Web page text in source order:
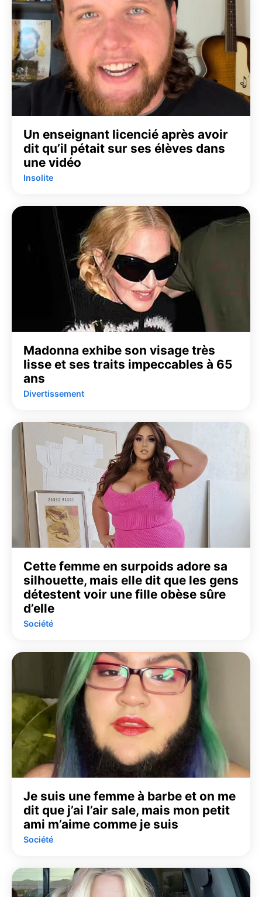
Un enseignant licencié après avoir
dit qu’il pétait sur ses élèves dans
une vidéo
Insolite
Madonna exhibe son visage très
lisse et ses traits impeccables à 65
ans
Divertissement
Cette femme en surpoids adore sa
silhouette, mais elle dit que les gens
détestent voir une fille obèse sûre
d’elle
Société
Je suis une femme à barbe et on me
dit que j’ai l’air sale, mais mon petit
ami m’aime comme je suis
Société